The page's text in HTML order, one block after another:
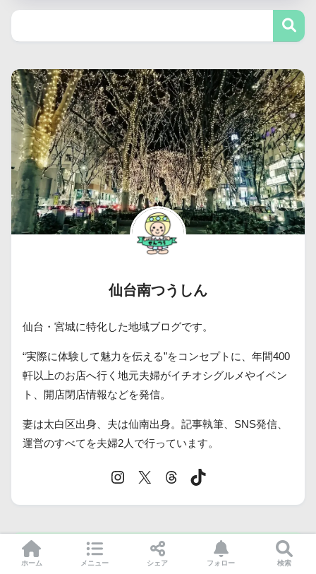
仙台南つうしん
仙台・宮城に特化した地域ブログです。
“実際に体験して魅力を伝える”をコンセプトに、年間400
軒以上のお店へ行く地元夫婦がイチオシグルメやイベン
ト、開店閉店情報などを発信。
妻は太白区出身、夫は仙南出身。記事執筆、SNS発信、
運営のすべてを夫婦2人で行っています。
カテゴリー
ホーム メニュー シェア フォロー 検索